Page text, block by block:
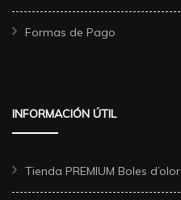
Formas de Pago
INFORMACIÓN ÚTIL
Tienda PREMIUM Boles d’olor